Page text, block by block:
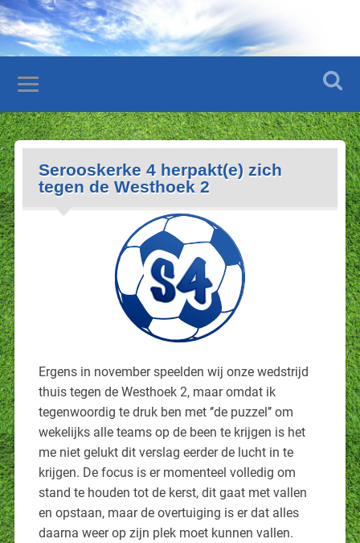
Serooskerke 4 herpakt(e) zich
tegen de Westhoek 2
Ergens in november speelden wij onze wedstrijd
thuis tegen de Westhoek 2, maar omdat ik
tegenwoordig te druk ben met ‘’de puzzel’’ om
wekelijks alle teams op de been te krijgen is het
me niet gelukt dit verslag eerder de lucht in te
krijgen. De focus is er momenteel volledig om
stand te houden tot de kerst, dit gaat met vallen
en opstaan, maar de overtuiging is er dat alles
daarna weer op zijn plek moet kunnen vallen.